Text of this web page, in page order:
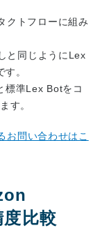
クトフローに組み
と同じようにLex
。
標準Lex Botをコ
す。
お問い合わせはこ
比較